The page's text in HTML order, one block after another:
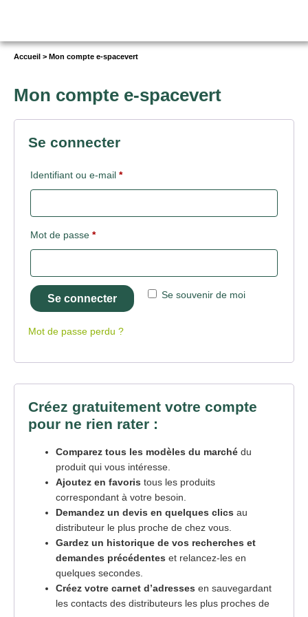
Vous
Accueil> Mon compte e-spacevert
Mon compte e-spacevert
Se connecter
Identifiant ou e-mail *Obligatoire
Mot de passe *Obligatoire
Se souvenir de moi
Se connecter
Mot de passe perdu ?
Créez gratuitement votre compte
pour ne rien rater :
Comparez tous les modèles du marchédu
produit qui vous intéresse.
Ajoutez en favoris tous les produits
correspondant à votre besoin.
Demandez un devis en quelques clics au
distributeur le plus proche de chez vous.
Gardez un historique de vos recherches et
demandes précédentes et relancez-les en
quelques secondes.
Créez votre carnet d’adresses en sauvegardant
les contacts des distributeurs les plus proches de